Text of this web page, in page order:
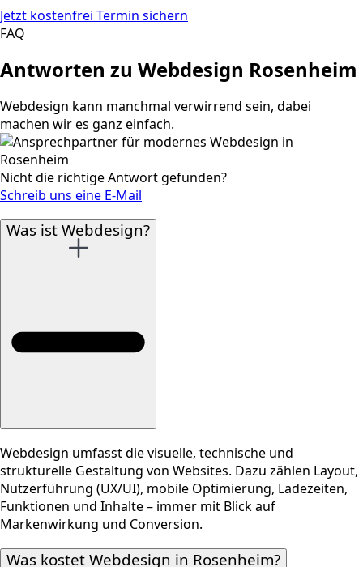
Jetzt kostenfrei Termin sichern
FAQ
Antworten zu Webdesign Rosenheim
Webdesign kann manchmal verwirrend sein, dabei
machen wir es ganz einfach.
Nicht die richtige Antwort gefunden?
Schreib uns eine E-Mail
Was ist Webdesign?
Webdesign umfasst die visuelle, technische und
strukturelle Gestaltung von Websites. Dazu zählen Layout,
Nutzerführung (UX/UI), mobile Optimierung, Ladezeiten,
Funktionen und Inhalte – immer mit Blick auf
Markenwirkung und Conversion.
Was kostet Webdesign in Rosenheim?